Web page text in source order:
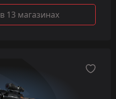
в 13 магазинах